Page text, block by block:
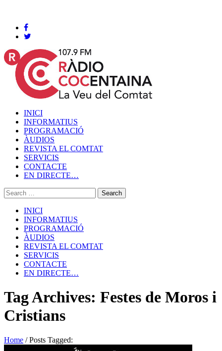
INICI
INFORMATIUS
PROGRAMACIÓ
ÀUDIOS
REVISTA EL COMTAT
SERVICIS
CONTACTE
EN DIRECTE…
INICI
INFORMATIUS
PROGRAMACIÓ
ÀUDIOS
REVISTA EL COMTAT
SERVICIS
CONTACTE
EN DIRECTE…
Tag Archives: Festes de Moros i
Cristians
Home /Posts Tagged: